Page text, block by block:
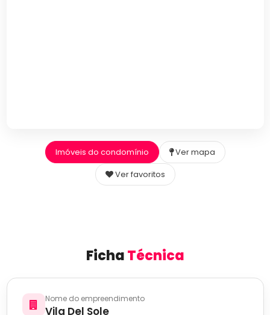
Imóveis do condomínio
Ver mapa
Ver favoritos
FichaTécnica
Nome do empreendimento
Vila Del Sole